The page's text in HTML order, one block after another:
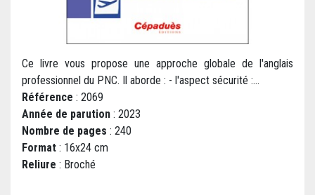
Ce livre vous propose une approche globale de l'anglais
professionnel du PNC. Il aborde : - l'aspect sécurité :...
Référence : 2069
Année de parution : 2023
Nombre de pages : 240
Format : 16x24 cm
Reliure : Broché